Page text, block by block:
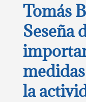
Tomás
Seseña
la